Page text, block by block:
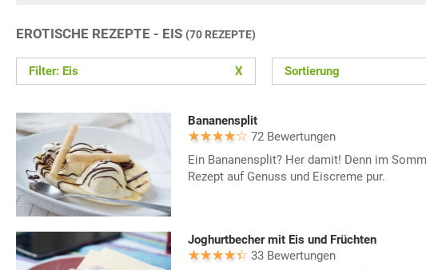
EROTISCHE REZEPTE - EIS (70 REZEPTE)
Filter: Eis X Sortierung
Bananensplit
72 Bewertungen
Ein Bananensplit? Her damit! Denn im
Rezept auf Genuss und Eiscreme pur.
Joghurtbecher mit Eis und Früchten
33 Bewertungen